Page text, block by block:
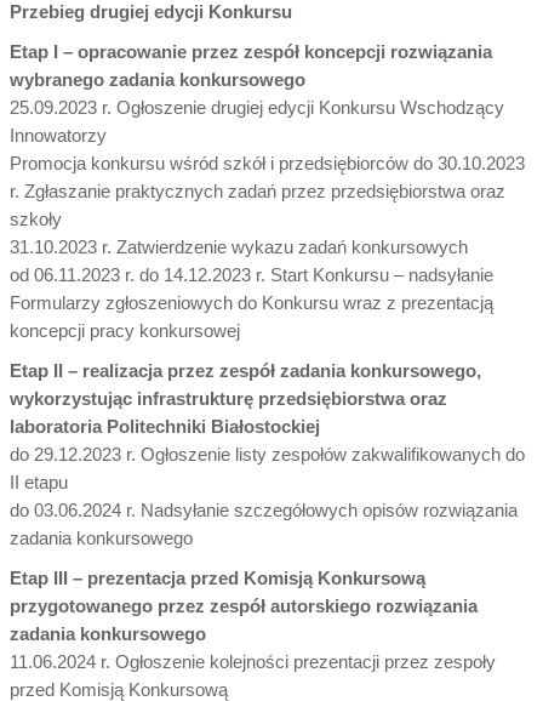
Przebieg drugiej edycji Konkursu
Etap I – opracowanie przez zespół koncepcji rozwiązania
wybranego zadania konkursowego
25.09.2023 r. Ogłoszenie drugiej edycji Konkursu Wschodzący
Innowatorzy
Promocja konkursu wśród szkół i przedsiębiorców do 30.10.2023
r. Zgłaszanie praktycznych zadań przez przedsiębiorstwa oraz
szkoły
31.10.2023 r. Zatwierdzenie wykazu zadań konkursowych
od 06.11.2023 r. do 14.12.2023 r. Start Konkursu – nadsyłanie
Formularzy zgłoszeniowych do Konkursu wraz z prezentacją
koncepcji pracy konkursowej
Etap II – realizacja przez zespół zadania konkursowego,
wykorzystując infrastrukturę przedsiębiorstwa oraz
laboratoria Politechniki Białostockiej
do 29.12.2023 r. Ogłoszenie listy zespołów zakwalifikowanych do
II etapu
do 03.06.2024 r. Nadsyłanie szczegółowych opisów rozwiązania
zadania konkursowego
Etap III – prezentacja przed Komisją Konkursową
przygotowanego przez zespół autorskiego rozwiązania
zadania konkursowego
11.06.2024 r. Ogłoszenie kolejności prezentacji przez zespoły
przed Komisją Konkursową